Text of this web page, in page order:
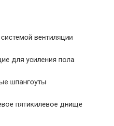
вентиляции
для усиления пола
шпангоуты
пятикилевое днище